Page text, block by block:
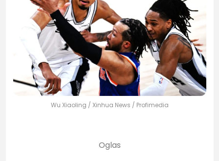
Wu Xiaoling / Xinhua News / Profimedia